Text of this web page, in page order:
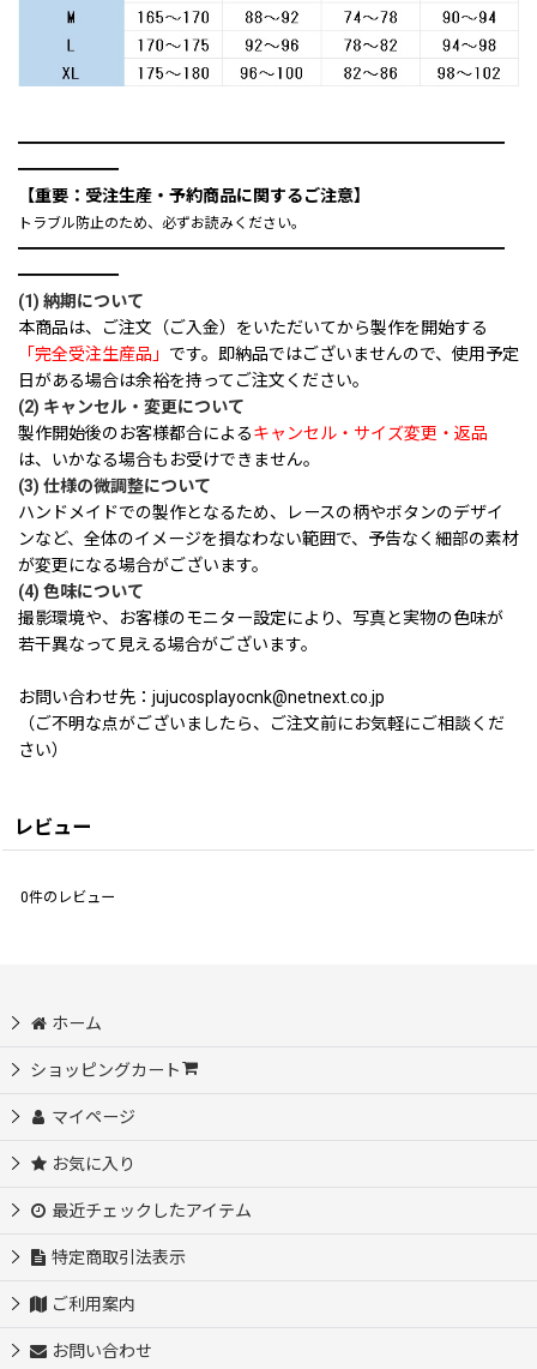
━━━━━━━━━━━━━━━━━━━━━━━━━━━━━
━━━━━━
【重要：受注生産・予約商品に関するご注意】
トラブル防止のため、必ずお読みください。
━━━━━━━━━━━━━━━━━━━━━━━━━━━━━
━━━━━━
(1) 納期について
本商品は、ご注文（ご入金）をいただいてから製作を開始する
「完全受注生産品」 です。即納品ではございませんので、使用予定
日がある場合は余裕を持ってご注文ください。
(2) キャンセル・変更について
製作開始後のお客様都合によるキャンセル・サイズ変更・返品
は、いかなる場合もお受けできません。
(3) 仕様の微調整について
ハンドメイドでの製作となるため、レースの柄やボタンのデザイ
ンなど、全体のイメージを損なわない範囲で、予告なく細部の素材
が変更になる場合がございます。
(4) 色味について
撮影環境や、お客様のモニター設定により、写真と実物の色味が
若干異なって見える場合がございます。
お問い合わせ先：jujucosplayocnk@netnext.co.jp
（ご不明な点がございましたら、ご注文前にお気軽にご相談くだ
さい）
レビュー
0件のレビュー
ホーム
ショッピングカート
マイページ
お気に入り
最近チェックしたアイテム
特定商取引法表示
ご利用案内
お問い合わせ